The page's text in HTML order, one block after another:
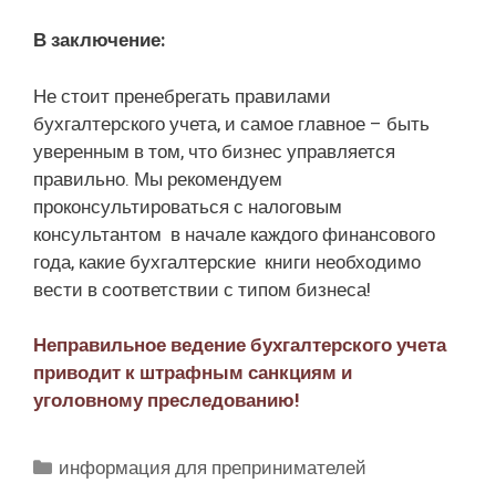
В заключение:
Не стоит пренебрегать правилами
бухгалтерского учета, и самое главное – быть
уверенным в том, что бизнес управляется
правильно. Мы рекомендуем
проконсультироваться с налоговым
консультантом в начале каждого финансового
года, какие бухгалтерские книги необходимо
вести в соответствии с типом бизнеса!
Неправильное ведение бухгалтерского учета
приводит к штрафным санкциям и
уголовному преследованию!
Рубрики
информация для препринимателей